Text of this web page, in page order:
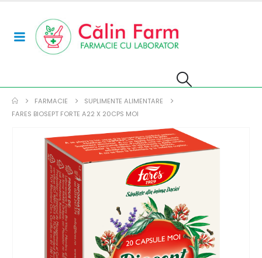
FARMACIE
SUPLIMENTE ALIMENTARE
FARES BIOSEPT FORTE A22 X 20CPS MOI